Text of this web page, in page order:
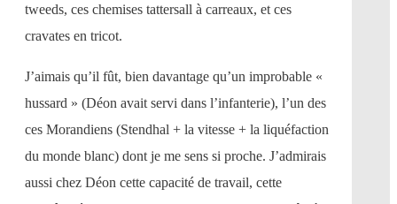
tweeds, ces chemises tattersall à carreaux, et ces
cravates en tricot.
J’aimais qu’il fût, bien davantage qu’un improbable «
hussard » (Déon avait servi dans l’infanterie), l’un des
ces Morandiens (Stendhal + la vitesse + la liquéfaction
du monde blanc) dont je me sens si proche. J’admirais
aussi chez Déon cette capacité de travail, cette